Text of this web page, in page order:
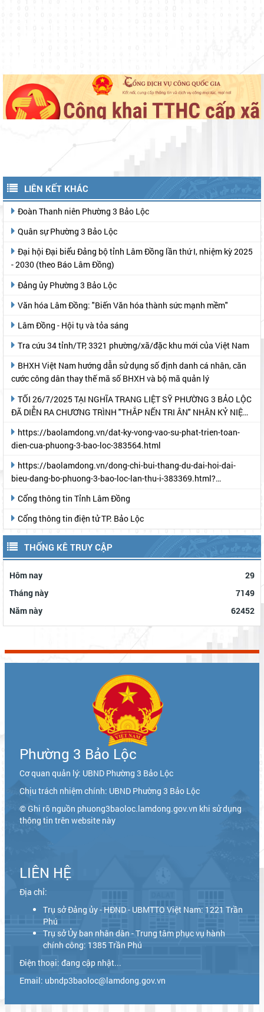
LIÊN KẾT KHÁC
Đoàn Thanh niên Phường 3 Bảo Lộc
Quân sự Phường 3 Bảo Lộc
- 2030 (theo Báo Lâm Đồng)
Đảng ủy Phường 3 Bảo Lộc
Văn hóa Lâm Đồng: "Biến Văn hóa thành sức mạnh mềm"
Lâm Đồng - Hội tụ và tỏa sáng
Tra cứu 34 tỉnh/TP, 3321 phường/xã/đặc khu mới của Việt Nam
cước công dân thay thế mã số BHXH và bộ mã quản lý
ĐÃ DIỄN RA CHƯƠNG TRÌNH "THẮP NẾN TRI ÂN" NHÂN KỶ NIỆM
dien-cua-phuong-3-bao-loc-383564.html
bieu-dang-bo-phuong-3-bao-loc-lan-thu-i-383369.html?
Cổng thông tin Tỉnh Lâm Đồng
Cổng thông tin điện tử TP. Bảo Lộc
THỐNG KÊ TRUY CẬP
Hôm nay
29
Tháng này
7149
Năm này
62452
Phường 3 Bảo Lộc
Cơ quan quản lý: UBND Phường 3 Bảo Lộc
Chịu trách nhiệm chính: UBND Phường 3 Bảo Lộc
© Ghi rõ nguồn phuong3baoloc.lamdong.gov.vn khi sử dụng
thông tin trên website này
LIÊN HỆ
Địa chỉ:
Trụ sở Đảng ủy - HĐND - UBMTTO Việt Nam: 1221 Trần
Phú
Trụ sở Ủy ban nhân dân - Trung tâm phục vụ hành
chính công: 1385 Trần Phú
Điện thoại: đang cập nhật...
Email: ubndp3baoloc@lamdong.gov.vn